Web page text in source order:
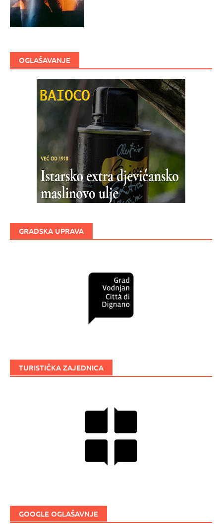
OGLAŠAVANJE
GRADSKA UPRAVA
TURISTIČKA ZAJEDNICA
GOOGLE OGLAŠAVNJE